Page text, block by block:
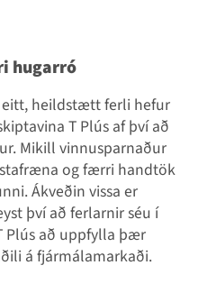
hugarró
eitt, heildstætt ferli hefur
T Plús af því að
Mikill vinnusparnaður
og færri handtök
Ákveðin vissa er
því að ferlarnir séu í
Plús að uppfylla þær
á fjármálamarkaði.